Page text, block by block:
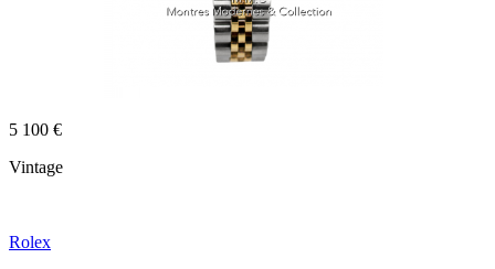
5 100 €
Vintage
Rolex